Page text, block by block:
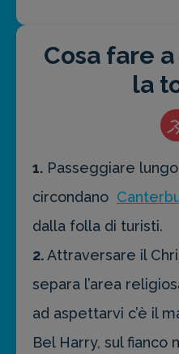
Cosa fare
la
1. Passeggiare
circondano
dalla folla di turisti.
2.Attraversare il
separa l’area
ad aspettarvi c’è il
Bel Harry, sul fianco